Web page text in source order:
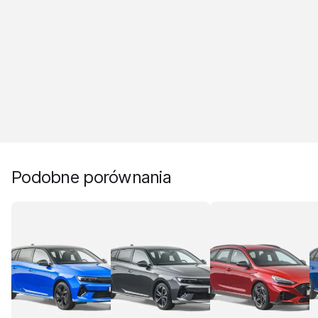
Podobne porównania